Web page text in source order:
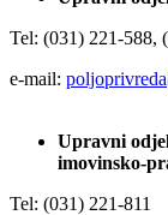
Tel: (031) 221-588,
e-mail:
Upravni
imovinsko-
Tel: (031) 221-811